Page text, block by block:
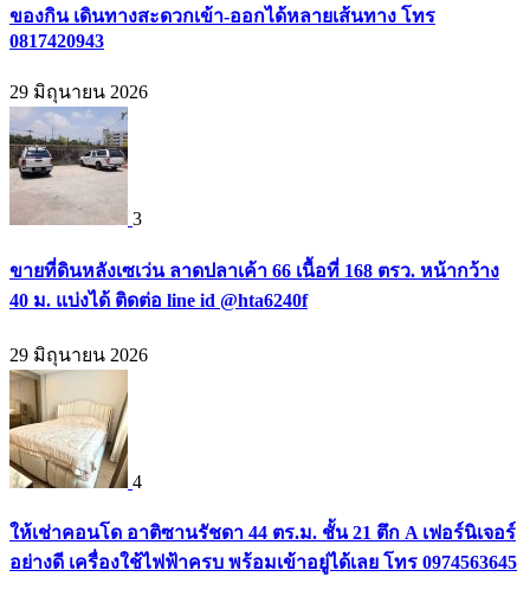
ของกิน เดินทางสะดวกเข้า-ออกได้หลายเส้นทาง โทร
0817420943
29 มิถุนายน 2026
3
ขายที่ดินหลังเซเว่น ลาดปลาเค้า 66 เนื้อที่ 168 ตรว. หน้ากว้าง
40 ม. แบ่งได้ ติดต่อ line id @hta6240f
29 มิถุนายน 2026
4
ให้เช่าคอนโด อาติซานรัชดา 44 ตร.ม. ชั้น 21 ตึก A เฟอร์นิเจอร์
อย่างดี เครื่องใช้ไฟฟ้าครบ พร้อมเข้าอยู่ได้เลย โทร 0974563645